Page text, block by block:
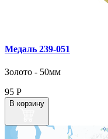
Медаль 239‑051
Золото - 50мм
95 Р
В корзину